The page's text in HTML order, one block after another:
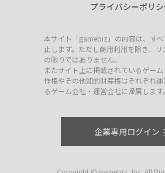
プライバシーポリ
本サイト「gamebiz」の内容は、す
止します。ただし商用利用を除き、
の限りではありません。
またサイト上に掲載されているゲー
作権やその他知的財産権はそれぞれ
るゲーム会社・運営会社に帰属します。
企業専用ログイン